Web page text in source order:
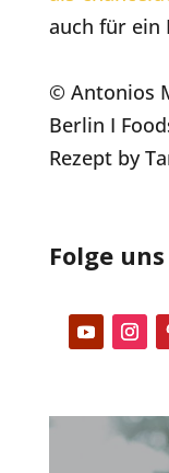
auch für ein
© Antonios
Berlin I
Rezept by
Folge